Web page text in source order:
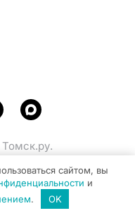
связи и массовых
сайтом, вы
и
. OK